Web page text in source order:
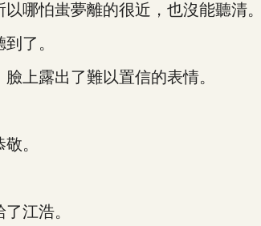
怕蚩夢離的很近，也沒能聽清。
了。
露出了難以置信的表情。
。
江浩。